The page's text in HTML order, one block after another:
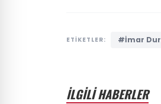
ETİKETLER: #İmar
İLGİLİ HABERLER